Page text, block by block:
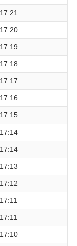
17:21
17:20
17:19
17:18
17:17
17:16
17:15
17:14
17:14
17:13
17:12
17:11
17:11
17:10